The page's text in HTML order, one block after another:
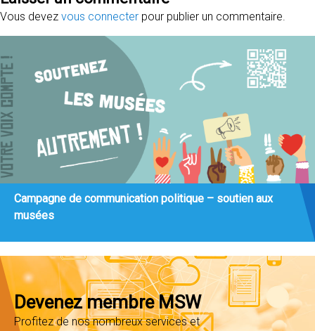
Vous devez vous connecter pour publier un commentaire.
Campagne de communication politique – soutien aux
musées
Devenez membre MSW
Profitez de nos nombreux services et